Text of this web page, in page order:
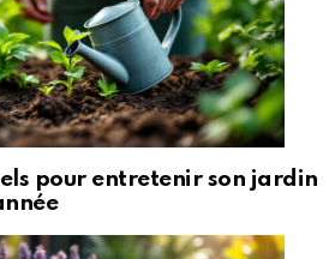
pour entretenir son jardin